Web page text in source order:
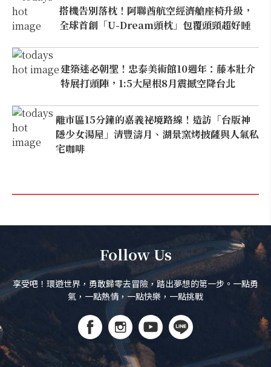
搭機告別落枕！阿聯酋航空經濟艙座椅升級，
全球首創「U-Dream頭枕」包覆頭頸超好睡
建築迷必朝聖！忠泰美術館10週年：藤本壯介
特展打頭陣，1:5大屋根8月震撼空降台北
離市區15分鐘的嘉義祕境路線！造訪「台版神
隱少女湯屋」清豐濤月、湖景窯烤披薩與人氣私
宅咖啡
Follow Us
享受吧！環遊世界，勇敢歸零去冒險，踏出夢想的第一步。一點勇
氣，一點熱情，一點快樂，一點挑戰